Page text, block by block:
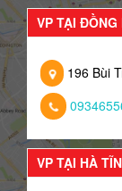
VP TẠI ĐỒNG
196 Bùi
VP TẠI HÀ